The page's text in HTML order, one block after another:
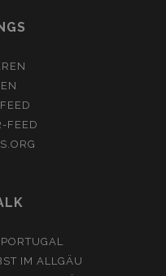
FEED
PORTUGAL
IM ALLGÄU